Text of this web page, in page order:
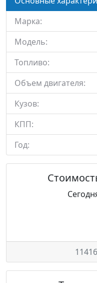
Марка:
Модель:
Топливо:
Объем двигателя:
Кузов:
КПП:
Год: